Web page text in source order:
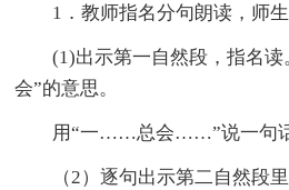
1．教师指名分句朗读，师生
(1)出示第一自然段，指名
会”的意思。
用“一……总会……”说一句话
（2）逐句出示第二自然段